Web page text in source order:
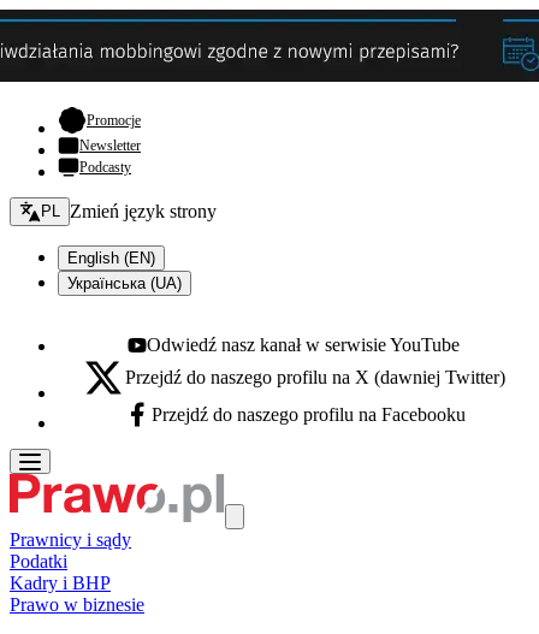
Promocje- otwiera się w nowej karcie
Newsletter
Podcasty
Zmień język - bieżący:
PL Zmień język strony
English (EN)
Українська (UA)
Youtube - otwiera się w nowej karcie
Odwiedź nasz kanał w serwisie YouTube
X - otwiera się w nowej karcie
Przejdź do naszego profilu na X (dawniej Twitter)
Facebook - otwiera się w nowej karcie
Przejdź do naszego profilu na Facebooku
Prawnicy i sądy
Podatki
Kadry i BHP
Prawo w biznesie